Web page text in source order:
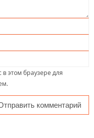
этом браузере для